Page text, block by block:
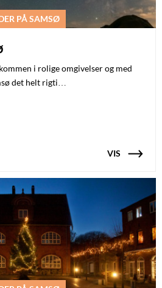
PÅ SAMSØ
i rolige omgivelser og med
det helt rigti…
VIS